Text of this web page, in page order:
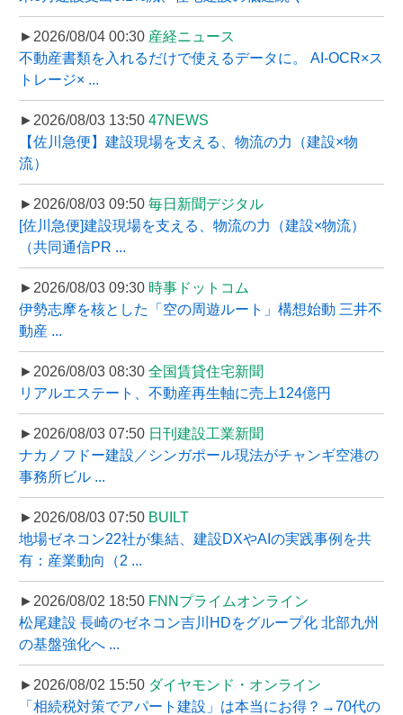
►2026/08/04 00:30 産経ニュース
不動産書類を入れるだけで使えるデータに。 AI-OCR×ス
トレージ× ...
►2026/08/03 13:50 47NEWS
【佐川急便】建設現場を支える、物流の力（建設×物
流）
►2026/08/03 09:50 毎日新聞デジタル
[佐川急便]建設現場を支える、物流の力（建設×物流）
（共同通信PR ...
►2026/08/03 09:30 時事ドットコム
伊勢志摩を核とした「空の周遊ルート」構想始動 三井不
動産 ...
►2026/08/03 08:30 全国賃貸住宅新聞
リアルエステート、不動産再生軸に売上124億円
►2026/08/03 07:50 日刊建設工業新聞
ナカノフドー建設／シンガポール現法がチャンギ空港の
事務所ビル ...
►2026/08/03 07:50 BUILT
地場ゼネコン22社が集結、建設DXやAIの実践事例を共
有：産業動向（2 ...
►2026/08/02 18:50 FNNプライムオンライン
松尾建設 長崎のゼネコン吉川HDをグループ化 北部九州
の基盤強化へ ...
►2026/08/02 15:50 ダイヤモンド・オンライン
「相続税対策でアパート建設」は本当にお得？→70代の